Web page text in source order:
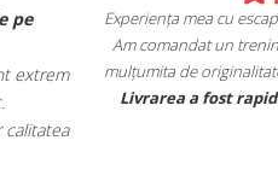
pe
extrem
calitatea
Experiența mea cu
Am comandat un
mulțumita de
Livrarea a fost